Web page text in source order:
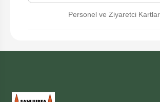
Personel ve Ziyaretci